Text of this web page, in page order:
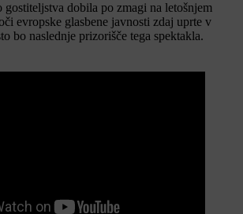
dobila po zmagi na letošnjem
evropske glasbene javnosti zdaj uprte v
bo naslednje prizorišče tega spektakla.